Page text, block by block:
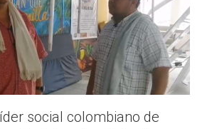
social colombiano de